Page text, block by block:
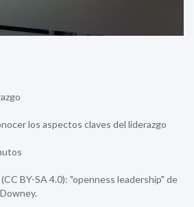
los aspectos claves del liderazgo
BY-SA 4.0): "openness leadership" de